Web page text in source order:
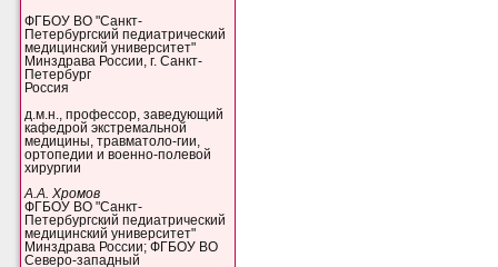
ФГБОУ ВО "Санкт-
Петербургский педиатрический
медицинский университет"
Минздрава России, г. Санкт-
Петербург
Россия
д.м.н., профессор, заведующий
кафедрой экстремальной
медицины, травматоло-гии,
ортопедии и военно-полевой
хирургии
А.А. Хромов
ФГБОУ ВО "Санкт-
Петербургский педиатрический
медицинский университет"
Минздрава России; ФГБОУ ВО
Северо-западный